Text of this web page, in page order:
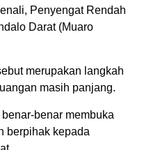
Penyengat Rendah
Darat (Muaro
merupakan langkah
masih panjang.
benar membuka
berpihak kepada